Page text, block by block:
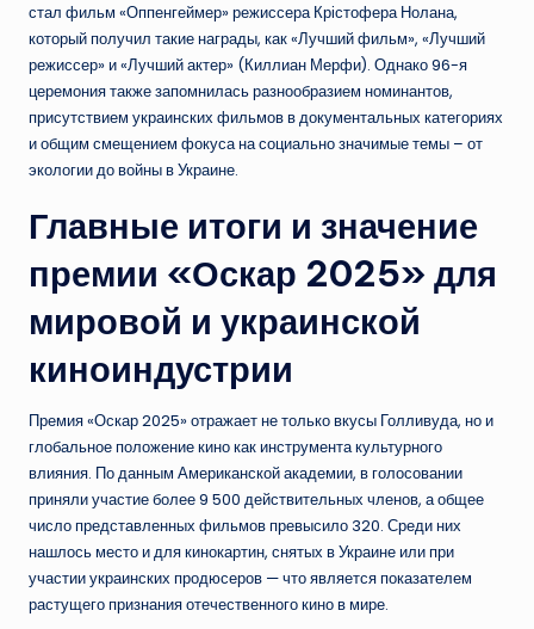
стал фильм «Оппенгеймер» режиссера Крістофера Нолана,
который получил такие награды, как «Лучший фильм», «Лучший
режиссер» и «Лучший актер» (Киллиан Мерфи). Однако 96-я
церемония также запомнилась разнообразием номинантов,
присутствием украинских фильмов в документальных категориях
и общим смещением фокуса на социально значимые темы – от
экологии до войны в Украине.
Главные итоги и значение
премии «Оскар 2025» для
мировой и украинской
киноиндустрии
Премия «Оскар 2025» отражает не только вкусы Голливуда, но и
глобальное положение кино как инструмента культурного
влияния. По данным Американской академии, в голосовании
приняли участие более 9 500 действительных членов, а общее
число представленных фильмов превысило 320. Среди них
нашлось место и для кинокартин, снятых в Украине или при
участии украинских продюсеров — что является показателем
растущего признания отечественного кино в мире.